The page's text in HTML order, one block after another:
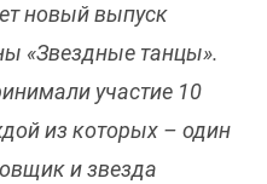
новый выпуск
«Звездные танцы».
участие 10
из которых – один
и звезда